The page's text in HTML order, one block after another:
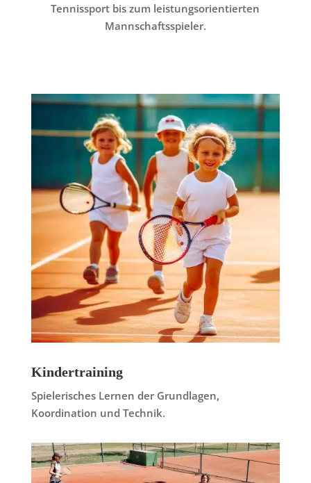
Tennissport bis zum leistungsorientierten
Mannschaftsspieler.
Kindertraining
Spielerisches Lernen der Grundlagen,
Koordination und Technik.